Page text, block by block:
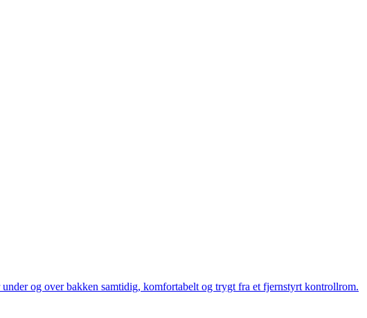
og over bakken samtidig, komfortabelt og trygt fra et fjernstyrt kontrollrom.